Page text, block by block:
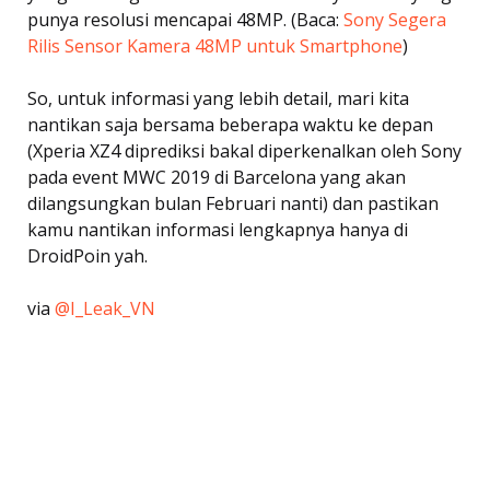
punya resolusi mencapai 48MP. (Baca: Sony Segera
Rilis Sensor Kamera 48MP untuk Smartphone)
So, untuk informasi yang lebih detail, mari kita
nantikan saja bersama beberapa waktu ke depan
(Xperia XZ4 diprediksi bakal diperkenalkan oleh Sony
pada event MWC 2019 di Barcelona yang akan
dilangsungkan bulan Februari nanti) dan pastikan
kamu nantikan informasi lengkapnya hanya di
DroidPoin yah.
via @I_Leak_VN